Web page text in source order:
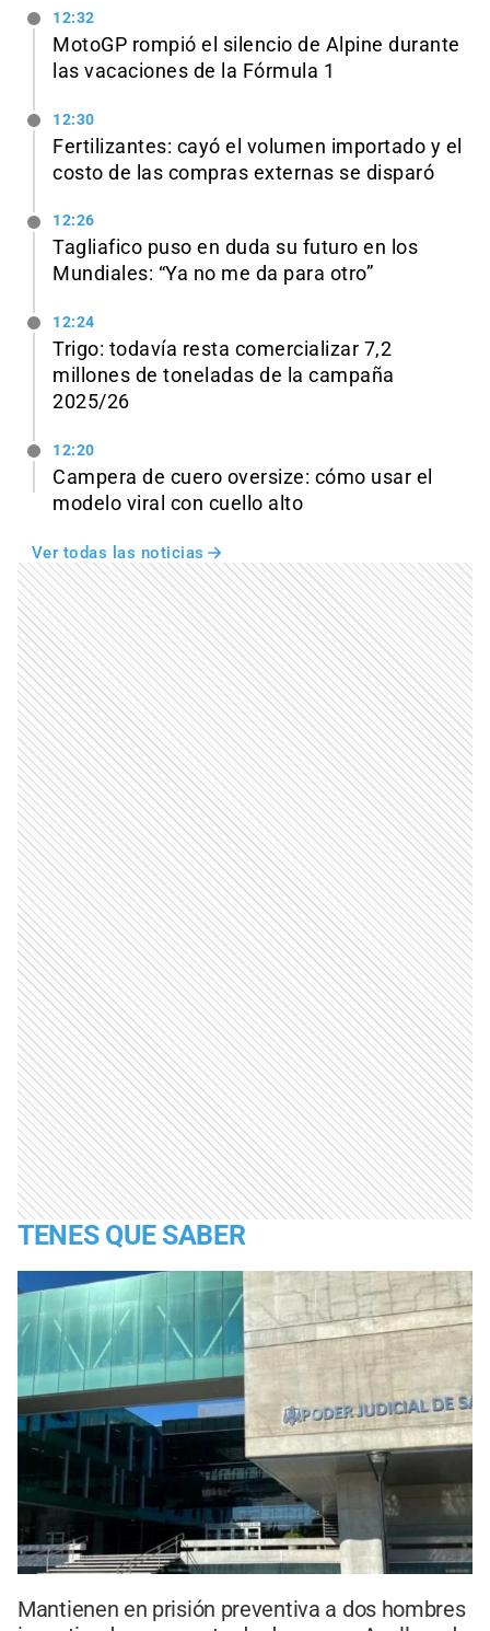
12:32
MotoGP rompió el silencio de Alpine durante
las vacaciones de la Fórmula 1
12:30
Fertilizantes: cayó el volumen importado y el
costo de las compras externas se disparó
12:26
Tagliafico puso en duda su futuro en los
Mundiales: “Ya no me da para otro”
12:24
Trigo: todavía resta comercializar 7,2
millones de toneladas de la campaña
2025/26
12:20
Campera de cuero oversize: cómo usar el
modelo viral con cuello alto
Ver todas las noticias
TENES QUE SABER
Mantienen en prisión preventiva a dos hombres